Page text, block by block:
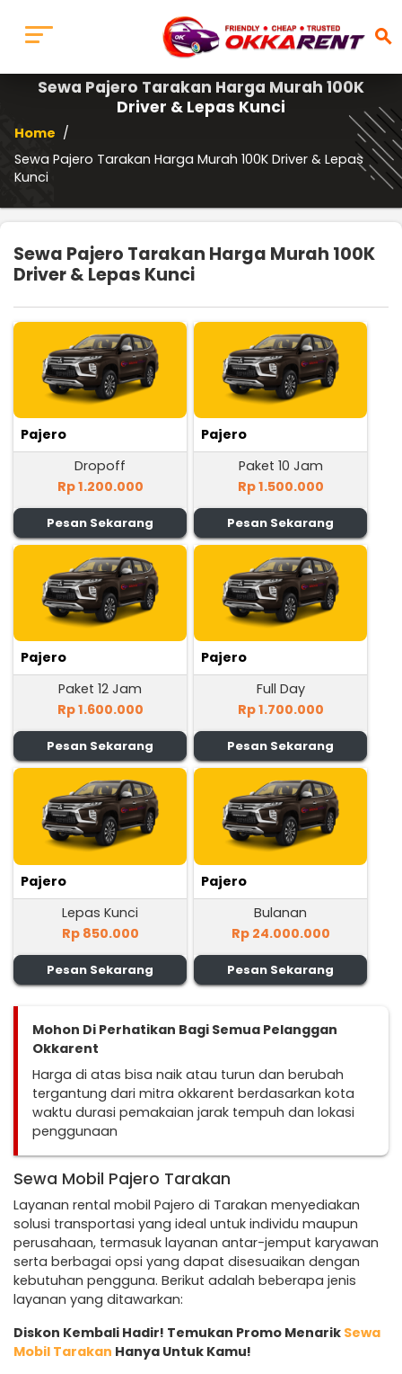
search
Sewa Pajero Tarakan Harga Murah 100K
Driver & Lepas Kunci
Home /
Sewa Pajero Tarakan Harga Murah 100K Driver & Lepas
Kunci
Sewa Pajero Tarakan Harga Murah 100K
Driver & Lepas Kunci
Pajero
Dropoff
Rp 1.200.000
Pesan Sekarang
Pajero
Paket 10 Jam
Rp 1.500.000
Pesan Sekarang
Pajero
Paket 12 Jam
Rp 1.600.000
Pesan Sekarang
Pajero
Full Day
Rp 1.700.000
Pesan Sekarang
Pajero
Lepas Kunci
Rp 850.000
Pesan Sekarang
Pajero
Bulanan
Rp 24.000.000
Pesan Sekarang
Mohon Di Perhatikan Bagi Semua Pelanggan
Okkarent
Harga di atas bisa naik atau turun dan berubah
tergantung dari mitra okkarent berdasarkan kota
waktu durasi pemakaian jarak tempuh dan lokasi
penggunaan
Sewa Mobil Pajero Tarakan
Layanan rental mobil Pajero di Tarakan menyediakan
solusi transportasi yang ideal untuk individu maupun
perusahaan, termasuk layanan antar-jemput karyawan
serta berbagai opsi yang dapat disesuaikan dengan
kebutuhan pengguna. Berikut adalah beberapa jenis
layanan yang ditawarkan:
Diskon Kembali Hadir! Temukan Promo Menarik Sewa
Mobil Tarakan Hanya Untuk Kamu!